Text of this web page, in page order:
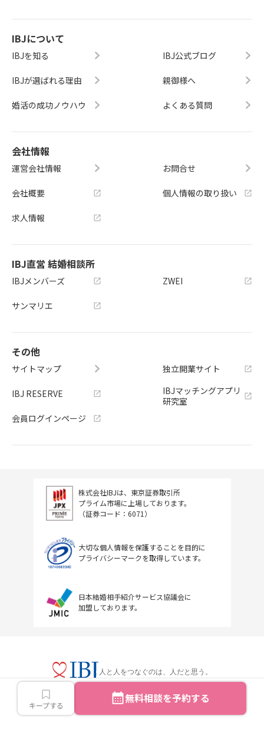
キープする 無料相談を予約する
IBJについて
IBJを知る
IBJが選ばれる理由
婚活の成功ノウハウ
IBJ公式ブログ
親御様へ
よくある質問
会社情報
運営会社情報
会社概要
求人情報
お問合せ
個人情報の取り扱い
IBJ直営 結婚相談所
IBJメンバーズ
サンマリエ
ZWEI
その他
サイトマップ
IBJ RESERVE
会員ログインページ
独立開業サイト
IBJマッチングアプリ
研究室
株式会社IBJは、東京証券取引所
プライム市場に上場しております。
（証券コード：6071）
大切な個人情報を保護することを目的に
プライバシーマークを取得しています。
日本結婚相手紹介サービス協議会に
加盟しております。
人と人をつなぐのは、人だと思う。